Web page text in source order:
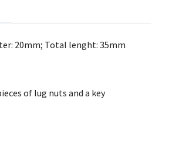
20mm; Total lenght: 35mm
of lug nuts and a key